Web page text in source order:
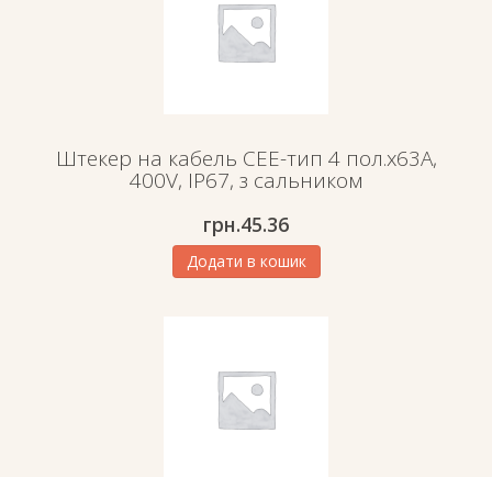
Штекер на кабель СЕЕ-тип 4 пол.х63А,
400V, IP67, з сальником
грн.45.36
Додати в кошик